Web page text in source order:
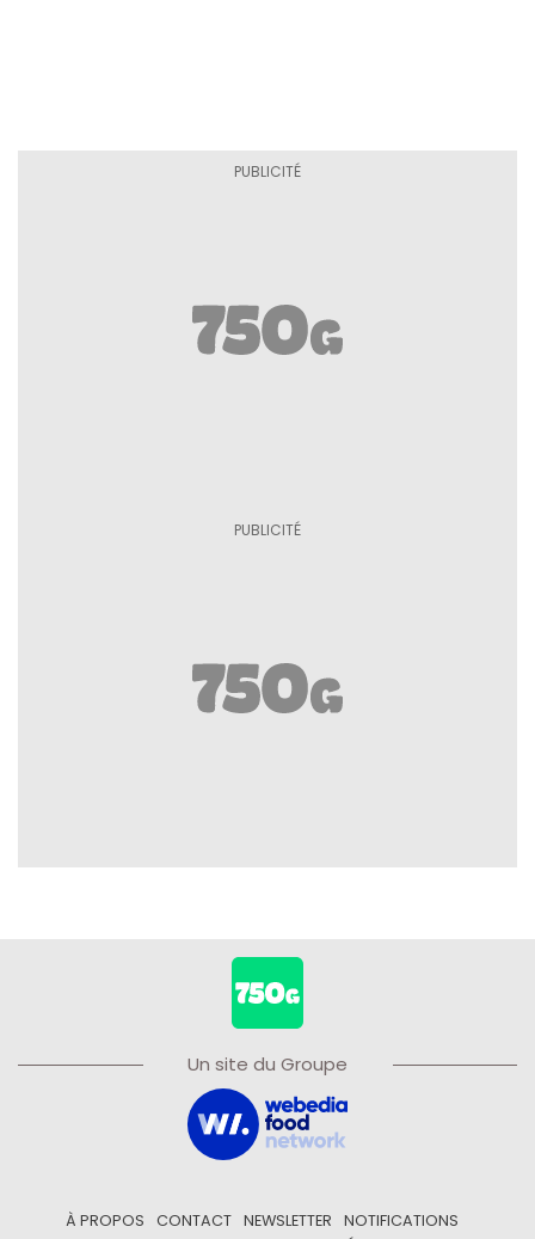
Un site du Groupe
À PROPOS CONTACT NEWSLETTER
NOTIFICATIONS